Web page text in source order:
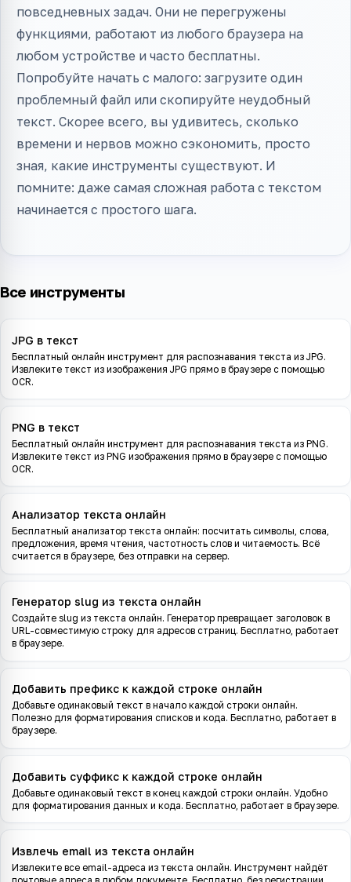
повседневных задач. Они не перегружены
функциями, работают из любого браузера на
любом устройстве и часто бесплатны.
Попробуйте начать с малого: загрузите один
проблемный файл или скопируйте неудобный
текст. Скорее всего, вы удивитесь, сколько
времени и нервов можно сэкономить, просто
зная, какие инструменты существуют. И
помните: даже самая сложная работа с текстом
начинается с простого шага.
Все инструменты
JPG в текст
Бесплатный онлайн инструмент для распознавания текста из JPG.
Извлеките текст из изображения JPG прямо в браузере с помощью
OCR.
PNG в текст
Бесплатный онлайн инструмент для распознавания текста из PNG.
Извлеките текст из PNG изображения прямо в браузере с помощью
OCR.
Анализатор текста онлайн
Бесплатный анализатор текста онлайн: посчитать символы, слова,
предложения, время чтения, частотность слов и читаемость. Всё
считается в браузере, без отправки на сервер.
Генератор slug из текста онлайн
Создайте slug из текста онлайн. Генератор превращает заголовок в
URL-совместимую строку для адресов страниц. Бесплатно, работает
в браузере.
Добавить префикс к каждой строке онлайн
Добавьте одинаковый текст в начало каждой строки онлайн.
Полезно для форматирования списков и кода. Бесплатно, работает в
браузере.
Добавить суффикс к каждой строке онлайн
Добавьте одинаковый текст в конец каждой строки онлайн. Удобно
для форматирования данных и кода. Бесплатно, работает в браузере.
Извлечь email из текста онлайн
Извлеките все email-адреса из текста онлайн. Инструмент найдёт